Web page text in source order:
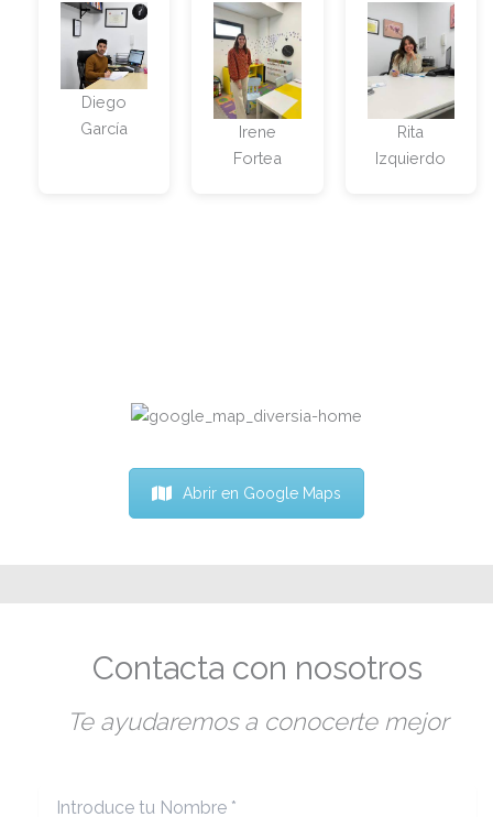
Diego
García
Irene
Fortea
Rita
Izquierdo
Abrir en Google Maps
Contacta con nosotros
Te ayudaremos a conocerte mejor